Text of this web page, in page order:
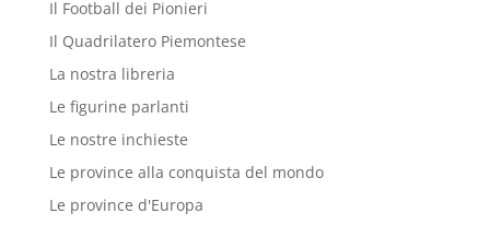
Il Football dei Pionieri
Il Quadrilatero Piemontese
La nostra libreria
Le figurine parlanti
Le nostre inchieste
Le province alla conquista del mondo
Le province d'Europa